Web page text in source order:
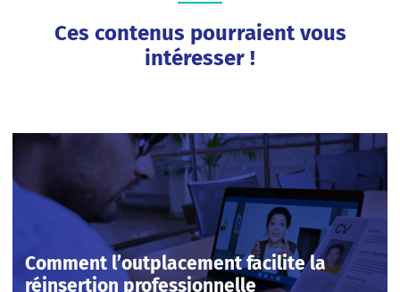
Ces contenus pourraient vous
intéresser !
Comment l’outplacement facilite la
réinsertion professionnelle